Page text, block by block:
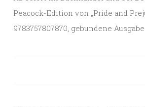
Peacock-Edition von „Pride and
9783757807870, gebundene Ausgabe.